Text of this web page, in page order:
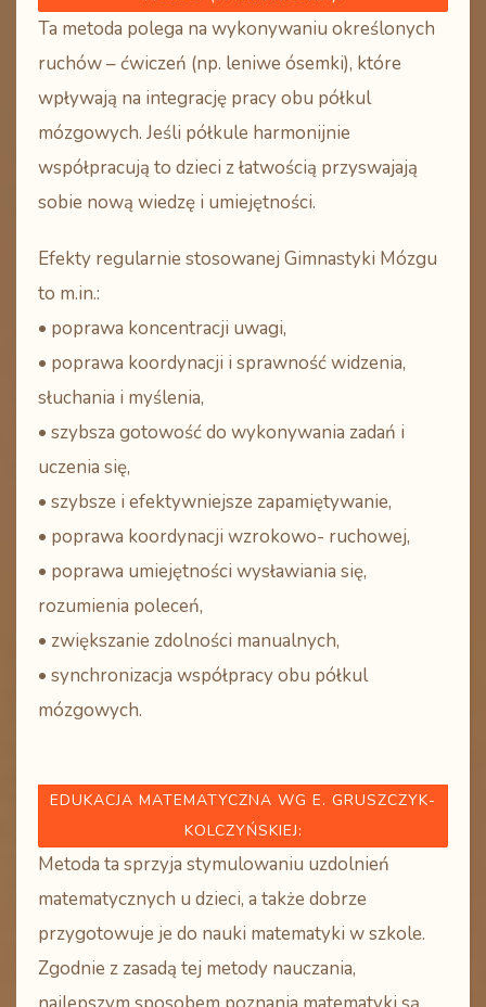
Ta metoda polega na wykonywaniu określonych
ruchów – ćwiczeń (np. leniwe ósemki), które
wpływają na integrację pracy obu półkul
mózgowych. Jeśli półkule harmonijnie
współpracują to dzieci z łatwością przyswajają
sobie nową wiedzę i umiejętności.
Efekty regularnie stosowanej Gimnastyki Mózgu
to m.in.:
• poprawa koncentracji uwagi,
• poprawa koordynacji i sprawność widzenia,
słuchania i myślenia,
• szybsza gotowość do wykonywania zadań i
uczenia się,
• szybsze i efektywniejsze zapamiętywanie,
• poprawa koordynacji wzrokowo- ruchowej,
• poprawa umiejętności wysławiania się,
rozumienia poleceń,
• zwiększanie zdolności manualnych,
• synchronizacja współpracy obu półkul
mózgowych.
EDUKACJA MATEMATYCZNA WG E. GRUSZCZYK-
KOLCZYŃSKIEJ:
Metoda ta sprzyja stymulowaniu uzdolnień
matematycznych u dzieci, a także dobrze
przygotowuje je do nauki matematyki w szkole.
Zgodnie z zasadą tej metody nauczania,